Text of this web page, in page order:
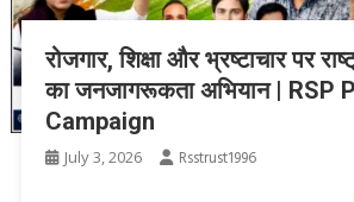
रोजगार, शिक्षा और भ्रष्टाचार पर
का जनजागरूकता अभियान | RSP
Campaign
July 3, 2026 Rsstrust1996